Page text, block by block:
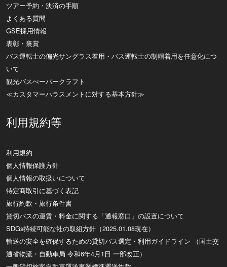
ツアー予約・決済の手順
よくある質問
GSE採用情報
表彰・褒賞
バス運転士の偏光サングラス着用・バス運転士の制帽着用を任意化につ
いて
観光バスぺーパークラフト
≪カスタマーハラスメントに対する基本方針≫
利用規約等
利用規約
個人情報保護方針
個人情報の取扱いについて
特定商取引に基づく表記
旅行約款・旅行条件書
貸切バスの運賃・料金に関する「通報窓口」の設置について
SDGs持続可能な社の取組方針（2025.01.08現在）
輸送の安全を確保するための貸切バス選定・利用ガイドライン （国土交
通省物流・自動車局 令和6年4月1日 一部改正）